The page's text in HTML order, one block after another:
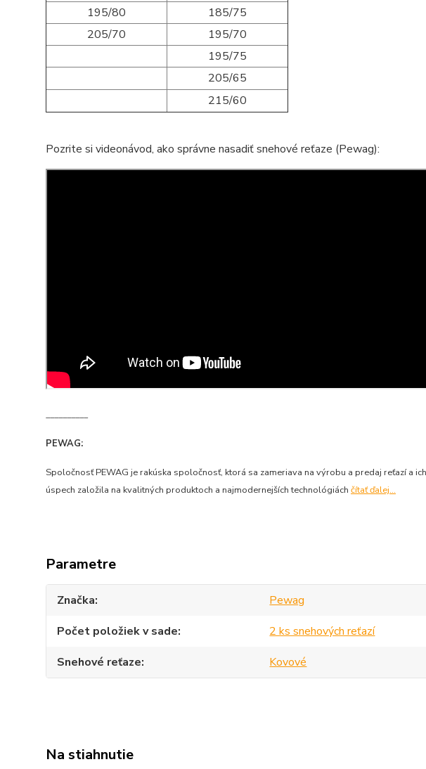
195/80
185/75
205/70
195/70
195/75
205/65
215/60
Pozrite si videonávod, ako správne nasadiť snehové reťaze (Pewag):
__________
PEWAG:
Spoločnosť PEWAG je rakúska spoločnosť, ktorá sa zameriava na výrobu a predaj reťazí a
úspech založila na kvalitných produktoch a najmodernejších technológiách čítať ďalej...
Parametre
Značka
Pewag
Počet položiek v sade
2 ks snehových reťazí
Snehové reťaze
Kovové
Na stiahnutie